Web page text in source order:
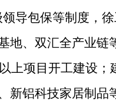
导包保等制度，
地、双汇全产业链
上项目开工建设；
新铝科技家居制品